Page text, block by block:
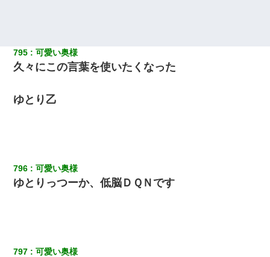
795 可愛い奥様
久々にこの言葉を使いたくなった
ゆとり乙
796 可愛い奥様
ゆとりっつーか、低脳ＤＱＮです
797 可愛い奥様